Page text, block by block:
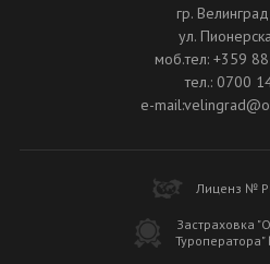
гр.
ул.
моб.тел: +359
тел.: 0700
e-
Лиценз №
Застраховка